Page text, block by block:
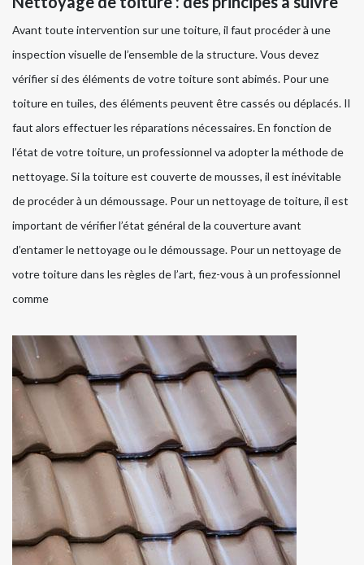
Avant toute intervention sur une toiture, il faut procéder à une
inspection visuelle de l’ensemble de la structure. Vous devez
vérifier si des éléments de votre toiture sont abimés. Pour une
toiture en tuiles, des éléments peuvent être cassés ou déplacés. Il
faut alors effectuer les réparations nécessaires. En fonction de
l’état de votre toiture, un professionnel va adopter la méthode de
nettoyage. Si la toiture est couverte de mousses, il est inévitable
de procéder à un démoussage. Pour un nettoyage de toiture, il est
important de vérifier l’état général de la couverture avant
d’entamer le nettoyage ou le démoussage. Pour un nettoyage de
votre toiture dans les règles de l’art, fiez-vous à un professionnel
comme